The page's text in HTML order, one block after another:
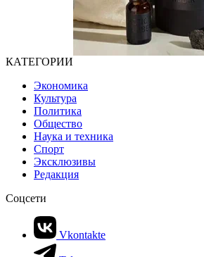
КАТЕГОРИИ
Экономика
Культура
Политика
Общество
Наука и техника
Спорт
Эксклюзивы
Редакция
Соцсети
Vkontakte